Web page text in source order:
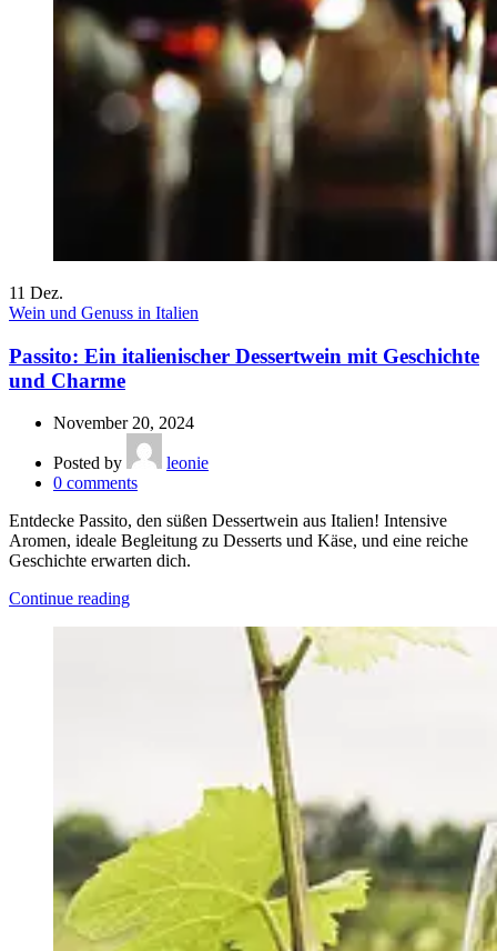
11 Dez.
Wein und Genuss in Italien
Passito: Ein italienischer Dessertwein mit Geschichte
und Charme
November 20, 2024
Posted by
leonie
0 comments
Entdecke Passito, den süßen Dessertwein aus Italien! Intensive
Aromen, ideale Begleitung zu Desserts und Käse, und eine reiche
Geschichte erwarten dich.
Continue reading